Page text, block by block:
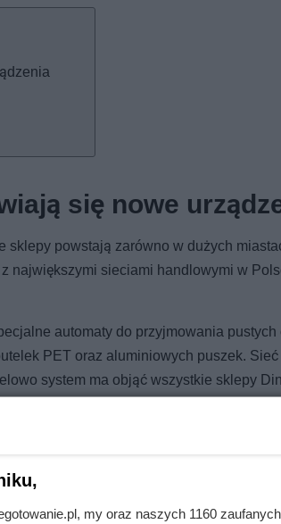
się nowe
powstają zarówno w dużych
największymi sieciami handlowymi w
automaty do przyjmowania
PET oraz aluminiowych puszek.
system ma objąć wszystkie sklepy
kawy dawno nie było!
my oraz naszych 1160